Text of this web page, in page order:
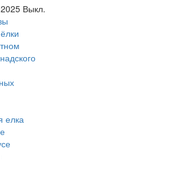
Выкл.
елка